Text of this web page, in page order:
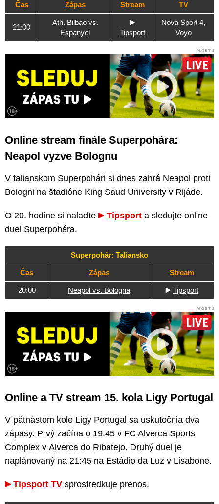
Čas Zápas Stream TV
21:00
Ath. Bilbao vs.
Espanyol
▶️
Tipsport
Nova Sport 4,
Voyo
Online stream finále Superpohára:
Neapol vyzve Bolognu
V talianskom Superpohári si dnes zahrá Neapol proti
Bologni na štadióne King Saud University v Rijáde.
O 20. hodine si nalaďte Tipsport a sledujte online
duel Superpohára.
Superpohár: Taliansko
Čas Zápas Stream
20:00 Neapol vs. Bologna ▶️ Tipsport
Online a TV stream 15. kola Ligy Portugal
V pätnástom kole Ligy Portugal sa uskutočnia dva
zápasy. Prvý začína o 19:45 v FC Alverca Sports
Complex v Alverca do Ribatejo. Druhý duel je
naplánovaný na 21:45 na Estádio da Luz v Lisabone.
Tipsport TV sprostredkuje prenos.